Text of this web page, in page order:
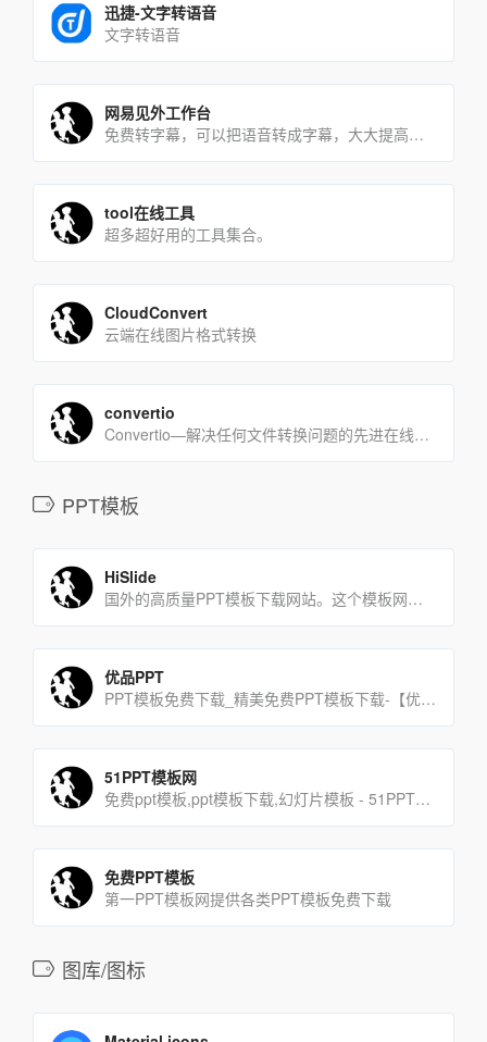
迅捷-文字转语音
文字转语音
网易见外工作台
免费转字幕，可以把语音转成字幕，大大提高制作字幕的工作效率
tool在线工具
超多超好用的工具集合。
CloudConvert
云端在线图片格式转换
convertio
Convertio—解决任何文件转换问题的先进在线工具。
PPT模板
HiSlide
国外的高质量PPT模板下载网站。这个模板网站数量多，质量高，而且每周都会更新。
优品PPT
PPT模板免费下载_精美免费PPT模板下载-【优品PPT】
51PPT模板网
免费ppt模板,ppt模板下载,幻灯片模板 - 51PPT模板网
免费PPT模板
第一PPT模板网提供各类PPT模板免费下载
图库/图标